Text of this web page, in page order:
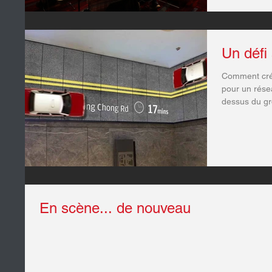
Un défi
Comment
pour un
dessus du
En scène... de nouveau